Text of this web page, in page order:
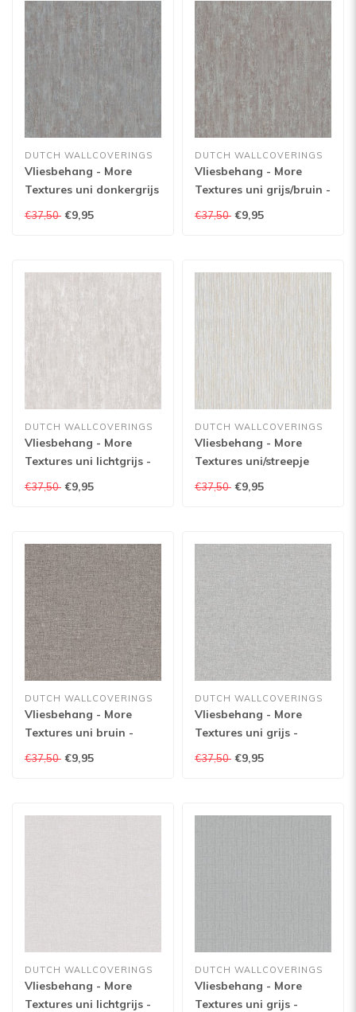
DUTCH WALLCOVERINGS
Vliesbehang - More
Textures uni donkergrijs
- MO1606
€37,50 €9,95
DUTCH WALLCOVERINGS
Vliesbehang - More
Textures uni grijs/bruin -
MO1605
€37,50 €9,95
DUTCH WALLCOVERINGS
Vliesbehang - More
Textures uni lichtgrijs -
MO1604
€37,50 €9,95
DUTCH WALLCOVERINGS
Vliesbehang - More
Textures uni/streepje
grijs/goen - MO1406
€37,50 €9,95
DUTCH WALLCOVERINGS
Vliesbehang - More
Textures uni bruin -
MO1307
€37,50 €9,95
DUTCH WALLCOVERINGS
Vliesbehang - More
Textures uni grijs -
MO1304
€37,50 €9,95
DUTCH WALLCOVERINGS
Vliesbehang - More
Textures uni lichtgrijs -
DUTCH WALLCOVERINGS
Vliesbehang - More
Textures uni grijs -